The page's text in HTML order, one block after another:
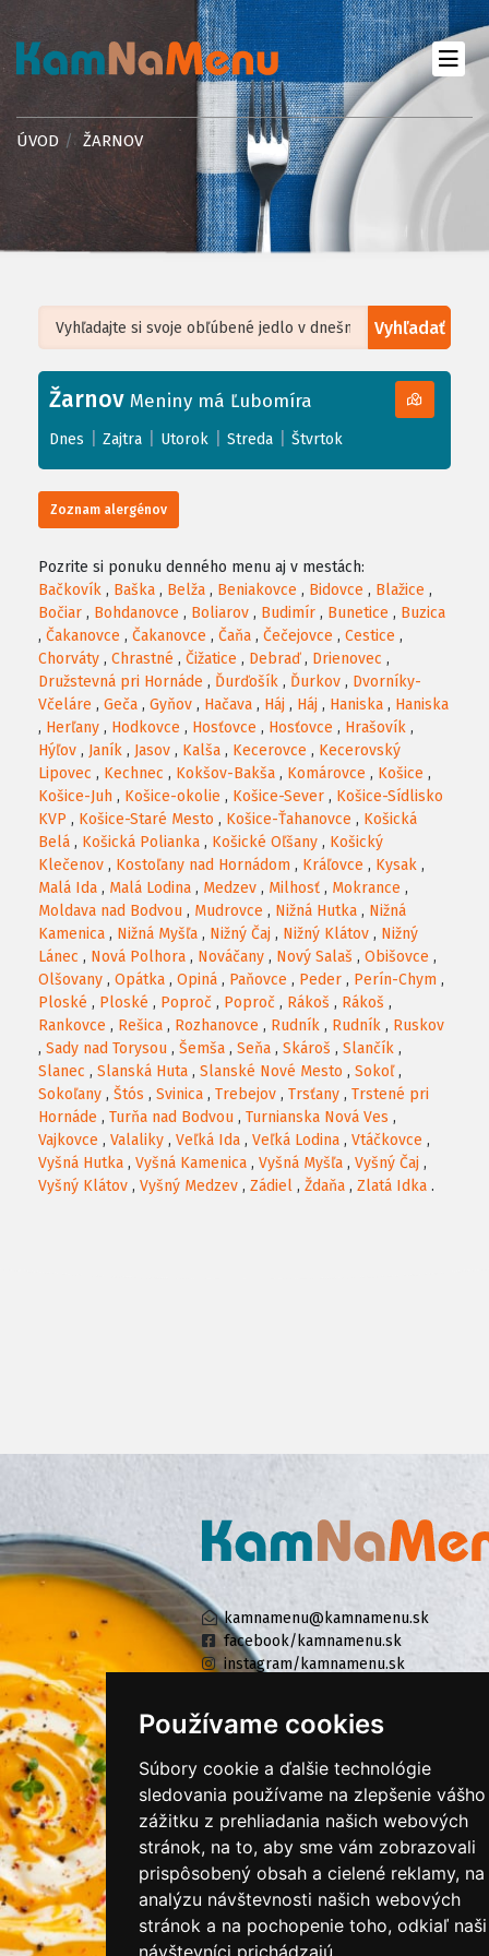
Používame cookies
Súbory cookie a ďalšie technológie
sledovania používame na zlepšenie vášho
zážitku z prehliadania našich webových
stránok, na to, aby sme vám zobrazovali
prispôsobený obsah a cielené reklamy, na
analýzu návštevnosti našich webových
stránok a na pochopenie toho, odkiaľ naši
návštevníci prichádzajú.
ÚVOD ŽARNOV
Vyhľadať
+
−
Leaflet| ©OpenStreetMap, Tiles courtesy ofHumanitarian OpenStreetMap
Žarnov Meniny má Ľubomíra
Dnes Zajtra Utorok Streda Štvrtok
Zoznam alergénov
Pozrite si ponuku denného menu aj v mestách:
Bačkovík , Baška , Belža , Beniakovce , Bidovce , Blažice ,
Bočiar , Bohdanovce , Boliarov , Budimír , Bunetice , Buzica
, Čakanovce , Čakanovce , Čaňa , Čečejovce , Cestice ,
Chorváty , Chrastné , Čižatice , Debraď, Drienovec ,
Družstevná pri Hornáde , Ďurďošík , Ďurkov , Dvorníky-
Včeláre , Geča , Gyňov , Hačava , Háj , Háj , Haniska , Haniska
, Herľany , Hodkovce , Hosťovce , Hosťovce , Hrašovík ,
Hýľov , Janík , Jasov , Kalša , Kecerovce , Kecerovský
Lipovec , Kechnec , Kokšov-Bakša , Komárovce , Košice ,
Košice-Juh , Košice-okolie , Košice-Sever , Košice-Sídlisko
KVP , Košice-Staré Mesto , Košice-Ťahanovce , Košická
Belá , Košická Polianka , Košické Oľšany , Košický
Klečenov , Kostoľany nad Hornádom , Kráľovce , Kysak ,
Malá Ida , Malá Lodina , Medzev , Milhosť , Mokrance ,
Moldava nad Bodvou , Mudrovce , Nižná Hutka , Nižná
Kamenica , Nižná Myšľa , Nižný Čaj , Nižný Klátov , Nižný
Lánec , Nová Polhora , Nováčany , Nový Salaš , Obišovce ,
Olšovany , Opátka , Opiná , Paňovce , Peder , Perín-Chym ,
Ploské , Ploské , Poproč , Poproč , Rákoš , Rákoš ,
Rankovce , Rešica , Rozhanovce , Rudník , Rudník , Ruskov
, Sady nad Torysou , Šemša , Seňa , Skároš , Slančík ,
Slanec , Slanská Huta , Slanské Nové Mesto , Sokoľ,
Sokoľany , Štós , Svinica , Trebejov , Trsťany , Trstené pri
Hornáde , Turňa nad Bodvou , Turnianska Nová Ves ,
Vajkovce , Valaliky , Veľká Ida , Veľká Lodina , Vtáčkovce ,
Vyšná Hutka , Vyšná Kamenica , Vyšná Myšľa , Vyšný Čaj ,
Vyšný Klátov , Vyšný Medzev , Zádiel , Ždaňa , Zlatá Idka .
kamnamenu@kamnamenu.sk
facebook/kamnamenu.sk
instagram/kamnamenu.sk
PRIHLÁSIŤ SA DO ZÁKAZNÍCKEJ ZÓNY
Všeobecné obchodné podmienky
Ochrana osobných údajov
Cookies